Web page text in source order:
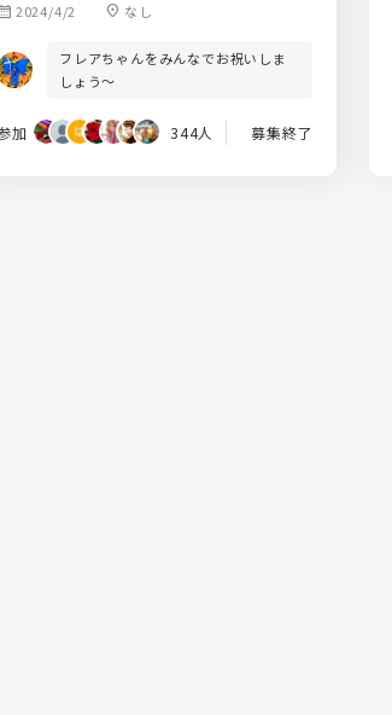
2024/4/2 location_on なし
フレアちゃんをみんなでお祝いしま
しょう～
加 344人 募集終了